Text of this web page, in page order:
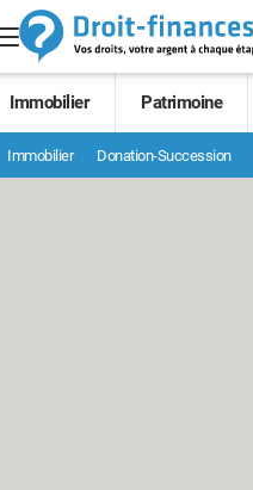
Immobilier Patrimoine
Immobilier Donation-Succession